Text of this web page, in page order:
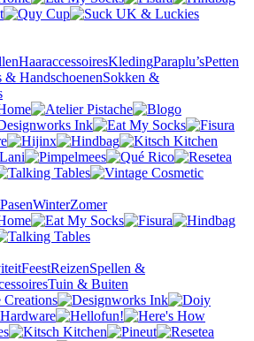
HaaraccessoiresKledingParaplu’sPetten
& HandschoenenSokken &
PasenWinterZomer
FeestReizenSpellen &
Tuin & Buiten